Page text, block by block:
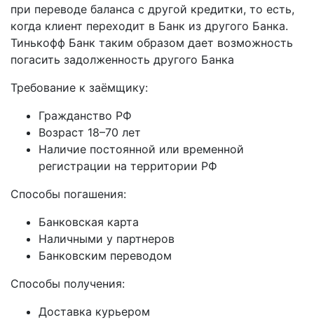
при переводе баланса с другой кредитки, то есть,
когда клиент переходит в Банк из другого Банка.
Тинькофф Банк таким образом дает возможность
погасить задолженность другого Банка
Требование к заёмщику:
Гражданство РФ
Возраст 18–70 лет
Наличие постоянной или временной
регистрации на территории РФ
Способы погашения:
Банковская карта
Наличными у партнеров
Банковским переводом
Способы получения:
Доставка курьером